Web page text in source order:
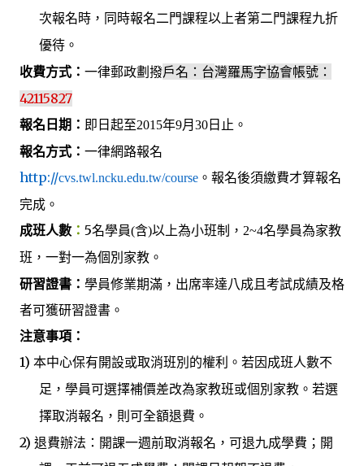
次報名時，同時報名二門課程以上者第二門課程九折
優待。
收費方式： 一律郵政劃撥戶名：台灣羅馬字協會帳號：
42115827
報名日期： 即日起至2015年9月 30 日止。
報名方式： 一律網路報名
http://cvs.twl.ncku.edu.tw/course 。報名後須繳費才算報名
完成。
成班人數 ： 5名學員(含)以上為小班制， 2~4名學員為家教
班，一對一為個別家教。
研習證書： 學員修業期滿，出席率達八成且考試成績及格
者可獲研習證書。
注意事項：
1) 本中心保有開設或取消班別 的權利。若因成班人數不
足，學員可選擇補價差改為家教班或個別家教 。若選
擇取消報名 ，則可全額退費。
2) 退費辦法：開課一週前取消報名，可退九成學費；開